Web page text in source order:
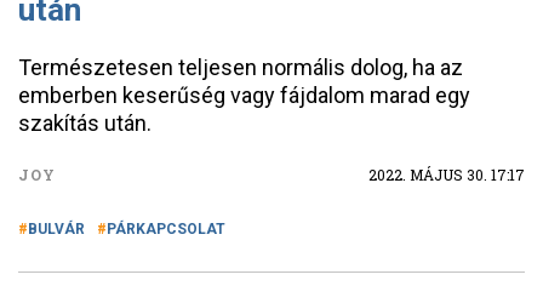
után
Természetesen teljesen normális dolog, ha az
emberben keserűség vagy fájdalom marad egy
szakítás után.
JOY 2022. MÁJUS 30. 17:17
BULVÁR PÁRKAPCSOLAT